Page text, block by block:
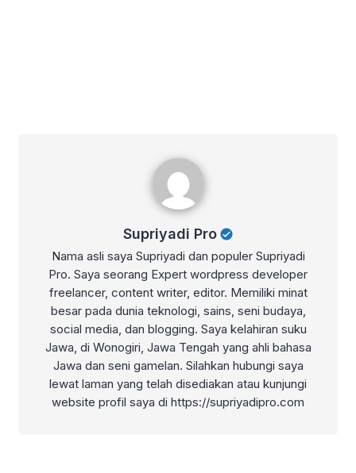
Supriyadi Pro
Nama asli saya Supriyadi dan populer Supriyadi
Pro. Saya seorang Expert wordpress developer
freelancer, content writer, editor. Memiliki minat
besar pada dunia teknologi, sains, seni budaya,
social media, dan blogging. Saya kelahiran suku
Jawa, di Wonogiri, Jawa Tengah yang ahli bahasa
Jawa dan seni gamelan. Silahkan hubungi saya
lewat laman yang telah disediakan atau kunjungi
website profil saya di https://supriyadipro.com